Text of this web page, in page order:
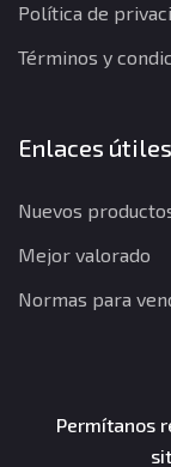
Política de
Términos y
Enlaces útiles
Nuevos
Mejor valorado
Normas para
CuentasGO
Permítanos